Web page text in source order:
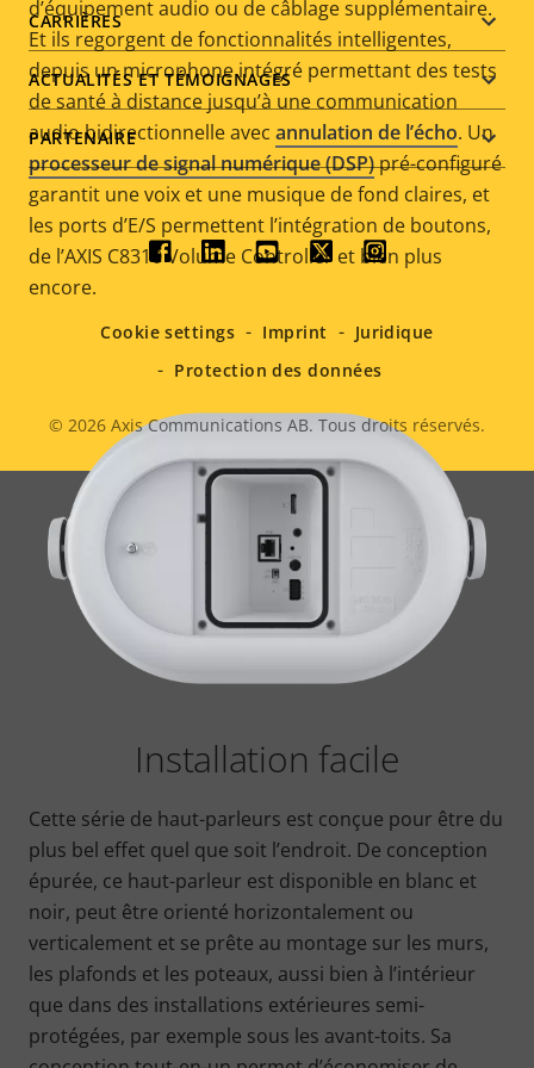
d’équipement audio ou de câblage supplémentaire.
Et ils regorgent de fonctionnalités intelligentes,
depuis un microphone intégré permettant des tests
de santé à distance jusqu’à une communication
audio bidirectionnelle avec annulation de l’écho. Un
processeur de signal numérique (DSP)pré-configuré
garantit une voix et une musique de fond claires, et
les ports d’E/S permettent l’intégration de boutons,
de l’AXIS C8310 Volume Controller et bien plus
encore.
Installation facile
Cette série de haut-parleurs est conçue pour être du
plus bel effet quel que soit l’endroit. De conception
épurée, ce haut-parleur est disponible en blanc et
noir, peut être orienté horizontalement ou
verticalement et se prête au montage sur les murs,
les plafonds et les poteaux, aussi bien à l’intérieur
que dans des installations extérieures semi-
protégées, par exemple sous les avant-toits. Sa
CARRIÈRES
ACTUALITÉS ET TÉMOIGNAGES
PARTENAIRE
Social
menu
Legal
menu
© 2026 Axis Communications AB. Tous droits réservés.
Cookie settings Imprint
Juridique
Protection des données